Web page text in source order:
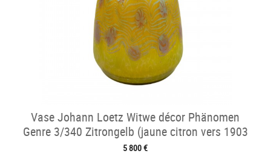
Vase Johann Loetz Witwe décor Phänomen
Genre 3/340 Zitrongelb (jaune citron vers 1903
5 800 €